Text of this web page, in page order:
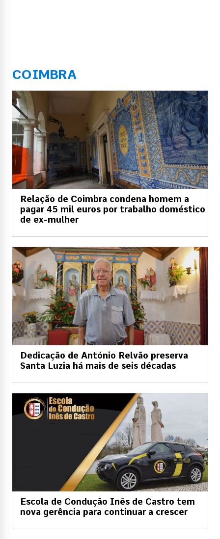
COIMBRA
Relação de Coimbra condena homem a
pagar 45 mil euros por trabalho doméstico
de ex-mulher
Dedicação de António Relvão preserva
Santa Luzia há mais de seis décadas
Escola de Condução Inês de Castro tem
nova gerência para continuar a crescer